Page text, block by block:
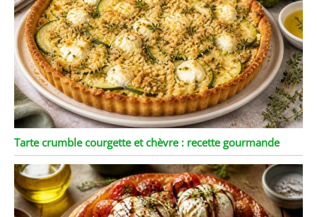
Tarte crumble courgette et chèvre : recette gourmande